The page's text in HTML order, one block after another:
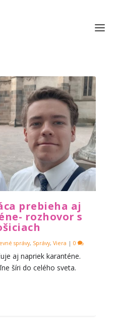
prebieha aj
rozhovor s
správy, Správy,Viera |0
aj napriek karanténe.
šíri do celého sveta.